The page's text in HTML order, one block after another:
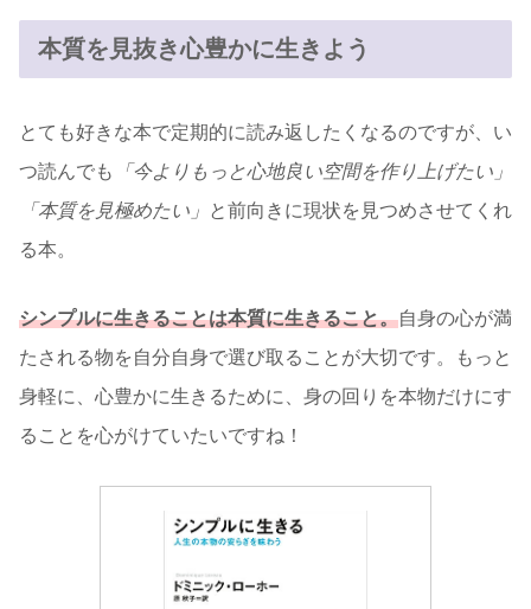
本質を見抜き心豊かに生きよう
とても好きな本で定期的に読み返したくなるのですが、い
つ読んでも
「今よりもっと心地良い空間を作り上げたい」
「本質を見極めたい」 と前向きに現状を見つめさせてくれ
る本。
シンプルに生きることは本質に生きること。自身の心が満
たされる物を自分自身で選び取ることが大切です。もっと
身軽に、心豊かに生きるために、身の回りを本物だけにす
ることを心がけていたいですね！